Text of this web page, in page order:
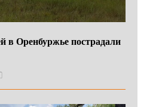
в Оренбуржье пострадали